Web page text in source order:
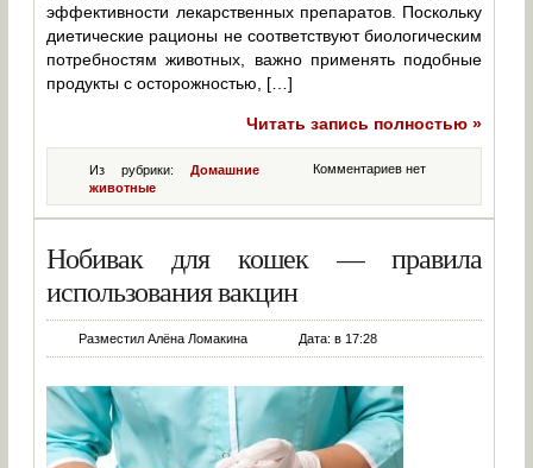
эффективности лекарственных препаратов. Поскольку
диетические рационы не соответствуют биологическим
потребностям животных, важно применять подобные
продукты с осторожностью, […]
Читать запись полностью »
Комментариев нет
Из рубрики:Домашние
животные
Нобивак для кошек — правила
использования вакцин
Разместил Алёна Ломакина Дата: в 17:28